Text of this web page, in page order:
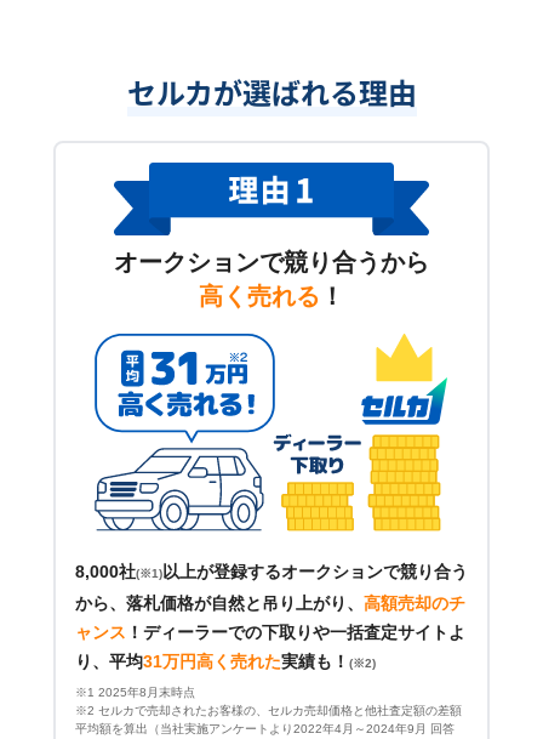
セルカが選ばれる理由
オークションで競り合うから
高く売れる ！
8,000社(※1) 以上が登録するオークションで競り合う
から、落札価格が自然と吊り上がり、 高額売却のチ
ャンス ！ ディーラーでの下取りや一括査定サイトよ
り、平均31万円高く売れた実績も！ (※2)
※1 2025年8月末時点
※2 セルカで売却されたお客様の、セルカ売却価格と他社査定額の差額
平均額を算出（当社実施アンケートより2022年4月～2024年9月 回答